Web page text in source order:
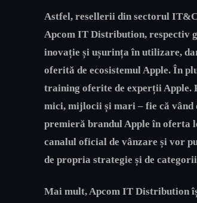
Astfel, resellerii din sectorul
Apcom IT Distribution, respectiv
inovație și ușurința în utilizare,
oferită de ecosistemul Apple. În
training oferite de experții Apple.
mici, mijlocii și mari – fie că vând
premieră brandul Apple în oferta
canalul oficial de vânzare și vor
de propria strategie și de
Mai mult,Apcom IT Distribution